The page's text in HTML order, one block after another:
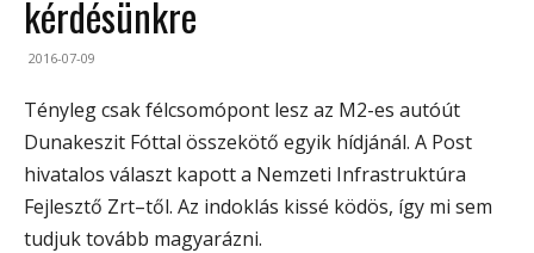
kérdésünkre
2016-07-09
Tényleg csak félcsomópont lesz az M2-es autóút
Dunakeszit Fóttal összekötő egyik hídjánál. A Post
hivatalos választ kapott a Nemzeti Infrastruktúra
Fejlesztő Zrt–től. Az indoklás kissé ködös, így mi sem
tudjuk tovább magyarázni.